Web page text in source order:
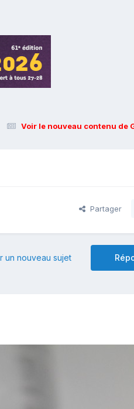
Voir le nouveau contenu de
Partager
un nouveau sujet